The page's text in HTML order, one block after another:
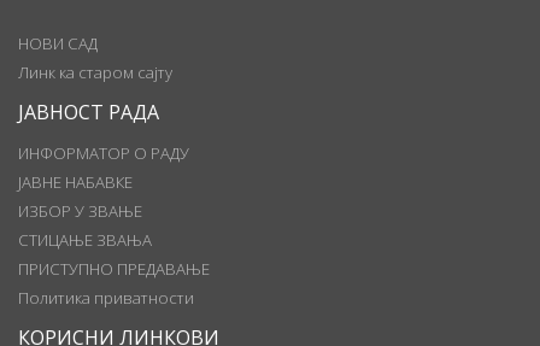
НОВИ САД
Линк ка старом сајту
ЈАВНОСТ РАДА
ИНФОРМАТОР О РАДУ
ЈАВНЕ НАБАВКЕ
ИЗБОР У ЗВАЊЕ
СТИЦАЊЕ ЗВАЊА
ПРИСТУПНО ПРЕДАВАЊЕ
Политика приватности
КОРИСНИ ЛИНКОВИ